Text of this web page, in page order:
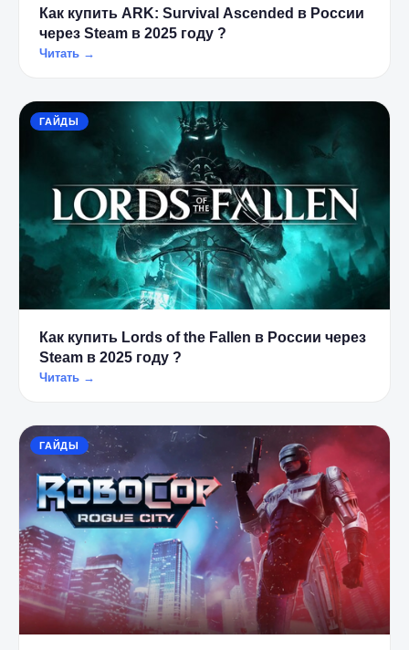
Как купить ARK: Survival Ascended в России
через Steam в 2025 году ?
Читать →
ГАЙДЫ
Как купить Lords of the Fallen в России через
Steam в 2025 году ?
Читать →
ГАЙДЫ